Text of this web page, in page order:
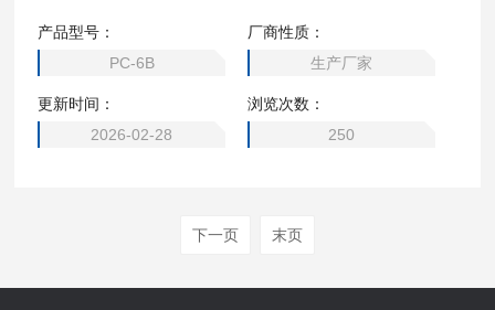
尘环境中。
产品型号：
PC-6B
厂商性质：
生产厂家
更新时间：
2026-02-28
浏览次数：
250
下一页 末页